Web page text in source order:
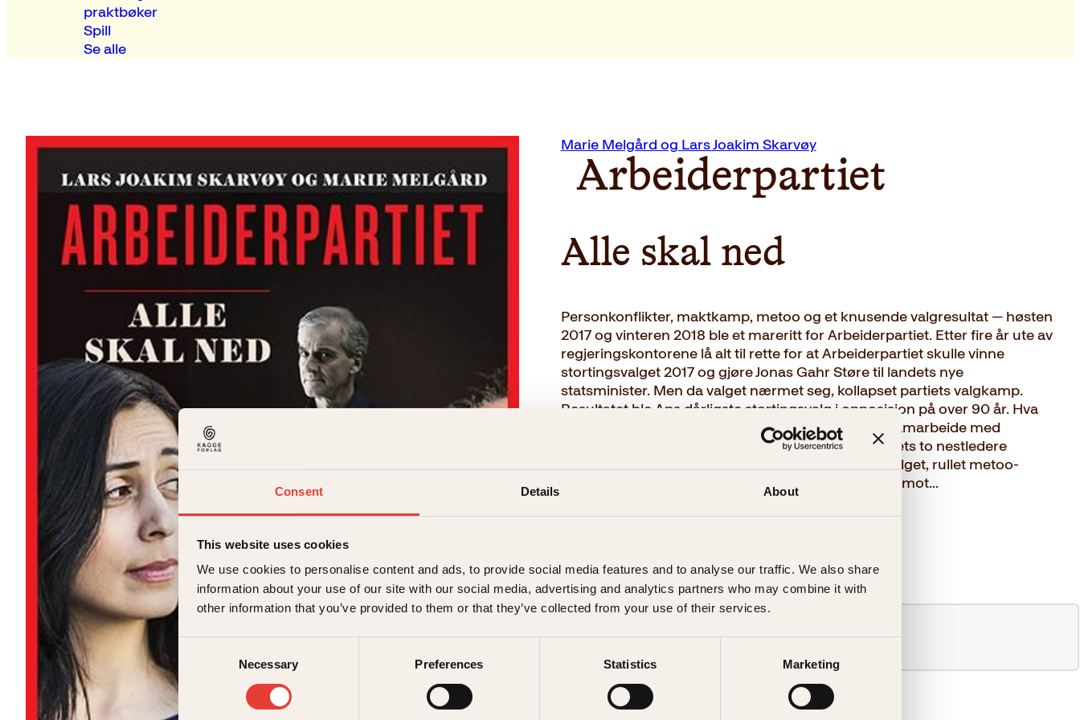
Consent Details About
This website uses cookies
We use cookies to personalise content and ads, to provide social media features and to analyse our traffic. We also share
information about your use of our site with our social media, advertising and analytics partners who may combine it with
other information that you’ve provided to them or that they’ve collected from your use of their services.
Necessary Preferences Statistics Marketing
praktbøker
Spill
Se alle
Marie Melgård og Lars Joakim Skarvøy
Arbeiderpartiet
Alle skal ned
Personkonflikter, maktkamp, metoo og et knusende valgresultat — høsten
2017 og vinteren 2018 ble et mareritt for Arbeiderpartiet. Etter fire år ute av
regjeringskontorene lå alt til rette for at Arbeiderpartiet skulle vinne
stortingsvalget 2017 og gjøre Jonas Gahr Støre til landets nye
statsminister. Men da valget nærmet seg, kollapset partiets valgkamp.
Resultatet ble Aps dårligste stortingsvalg i opposisjon på over 90 år. Hva
hadde skjedd? Hvorfor klarte ikke partiledelsen å samarbeide med
hverandre? Hvordan kunne forholdet mellom partiets to nestledere
lamme partiet? Mens partiet slikket sine sår etter valget, rullet metoo-
skandalen opp. En rekke kvinner sendte inn varsler mot…
→ Les hele beskrivelsen
Format:
OpprinneligNåværende